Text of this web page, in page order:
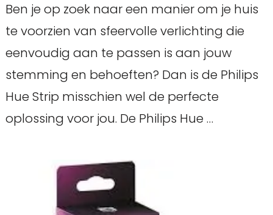
Ben je op zoek naar een manier om je huis
te voorzien van sfeervolle verlichting die
eenvoudig aan te passen is aan jouw
stemming en behoeften? Dan is de Philips
Hue Strip misschien wel de perfecte
oplossing voor jou. De Philips Hue …